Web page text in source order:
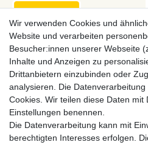
Wir verwenden Cookies und
Website und verarbeiten
Besucher:innen unserer Webseite
Inhalte und Anzeigen zu
Drittanbietern einzubinden oder
analysieren. Die
Cookies. Wir teilen diese Daten mit
Einstellungen benennen.
Die Datenverarbeitung kann mit
berechtigten Interesses erfolgen.